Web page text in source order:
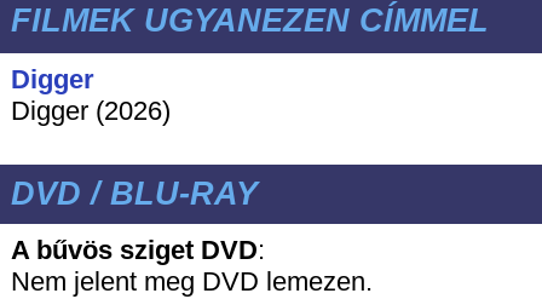
FILMEK UGYANEZEN CÍMMEL
Digger
Digger (2026)
DVD / BLU-RAY
A bűvös sziget DVD:
Nem jelent meg DVD lemezen.